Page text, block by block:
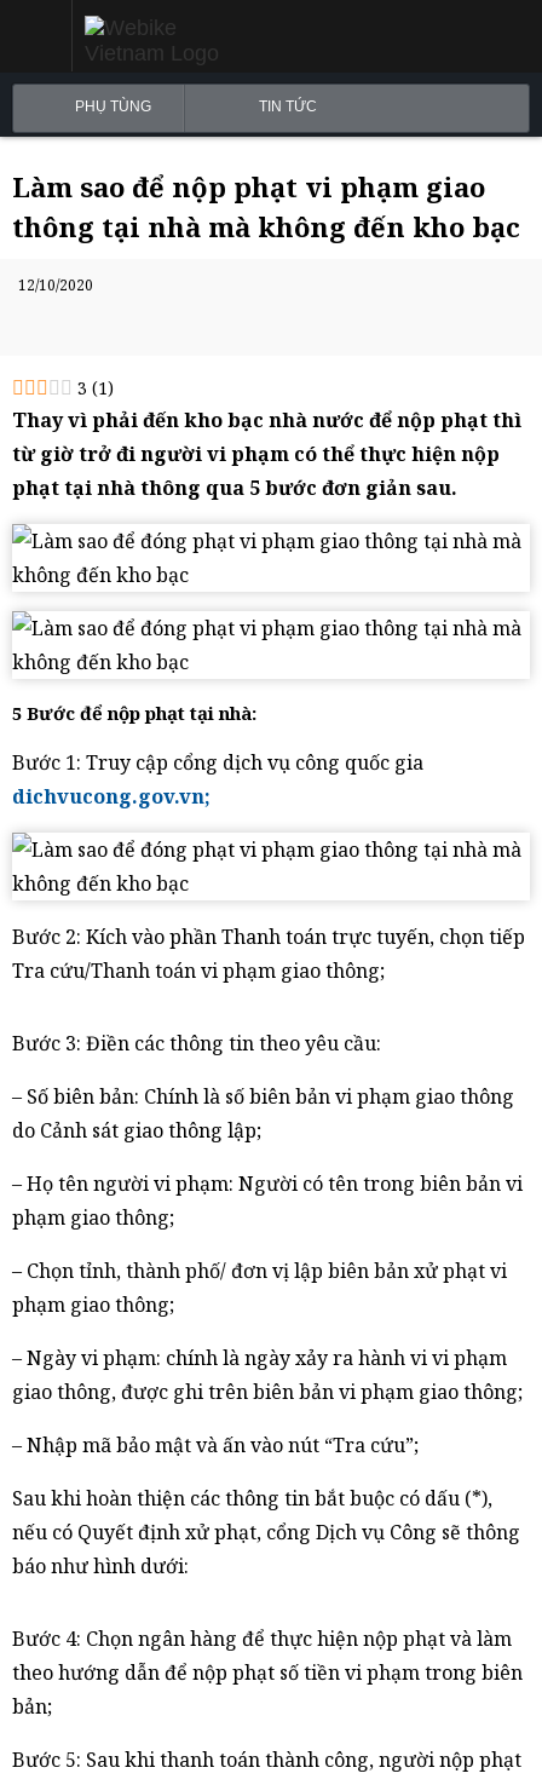
PHỤ TÙNG TIN TỨC
Làm sao để nộp phạt vi phạm giao
thông tại nhà mà không đến kho bạc
12/10/2020
3 (1)
Thay vì phải đến kho bạc nhà nước để nộp phạt thì
từ giờ trở đi người vi phạm có thể thực hiện nộp
phạt tại nhà thông qua 5 bước đơn giản sau.
5 Bước để nộp phạt tại nhà:
Bước 1: Truy cập cổng dịch vụ công quốc gia
dichvucong.gov.vn;
Bước 2: Kích vào phần Thanh toán trực tuyến, chọn tiếp
Tra cứu/Thanh toán vi phạm giao thông;
Bước 3: Điền các thông tin theo yêu cầu:
– Số biên bản: Chính là số biên bản vi phạm giao thông
do Cảnh sát giao thông lập;
– Họ tên người vi phạm: Người có tên trong biên bản vi
phạm giao thông;
– Chọn tỉnh, thành phố/ đơn vị lập biên bản xử phạt vi
phạm giao thông;
– Ngày vi phạm: chính là ngày xảy ra hành vi vi phạm
giao thông, được ghi trên biên bản vi phạm giao thông;
– Nhập mã bảo mật và ấn vào nút “Tra cứu”;
Sau khi hoàn thiện các thông tin bắt buộc có dấu (*),
nếu có Quyết định xử phạt, cổng Dịch vụ Công sẽ thông
báo như hình dưới:
Bước 4: Chọn ngân hàng để thực hiện nộp phạt và làm
theo hướng dẫn để nộp phạt số tiền vi phạm trong biên
bản;
Bước 5: Sau khi thanh toán thành công, người nộp phạt